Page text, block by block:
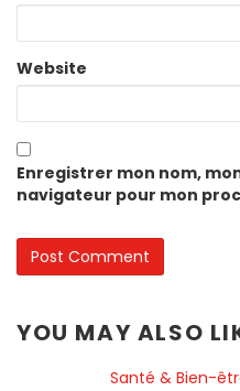
Website
Enregistrer mon nom,
navigateur pour mon
YOU MAY ALSO
Santé & Bien-